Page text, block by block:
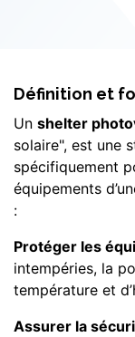
Définition et
Un shelter
solaire", est une
spécifiquement
équipements
:
Protéger les
intempéries, la
température et
Assurer la